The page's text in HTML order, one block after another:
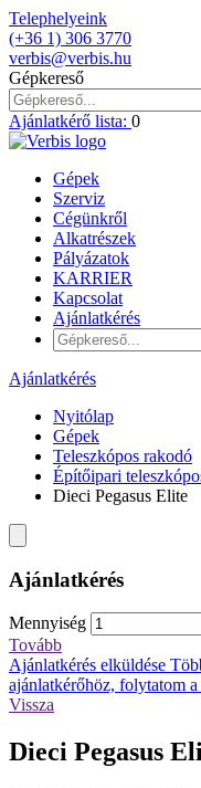
Telephelyeink
(+36 1) 306 3770
verbis@verbis.hu
Gépkereső
Ajánlatkérő lista: 0
Gépek
Szerviz
Cégünkről
Alkatrészek
Pályázatok
KARRIER
Kapcsolat
Ajánlatkérés
Ajánlatkérés
Nyitólap
Gépek
Teleszkópos rakodó
Építőipari
Dieci Pegasus Elite
Ajánlatkérés
Mennyiség
Tovább
Ajánlatkérés elküldése
ajánlatkérőhöz, folytatom
Vissza
Dieci Pegasus